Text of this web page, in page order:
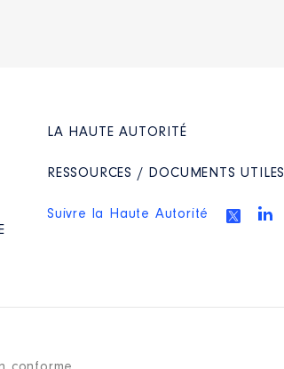
LA HAUTE AUTORITÉ
RESSOURCES / DOCUMENTS UTILES
Suivre la Haute Autorité